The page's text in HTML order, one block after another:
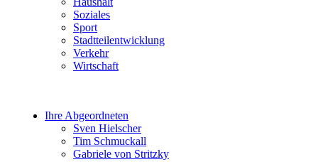
Soziales
Sport
Stadtteilentwicklung
Verkehr
Wirtschaft
Ihre Abgeordneten
Sven Hielscher
Tim Schmuckall
Gabriele von Stritzky